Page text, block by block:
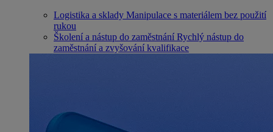
Logistika a sklady Manipulace s materiálem bez použití
rukou
Školení a nástup do zaměstnání Rychlý nástup do
zaměstnání a zvyšování kvalifikace